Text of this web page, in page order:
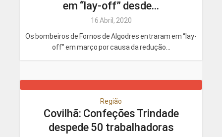
em “lay-off” desde...
16 Abril, 2020
Os bombeiros de Fornos de Algodres entraram em “lay-
off” em março por causa da redução...
Região
Covilhã: Confeções Trindade
despede 50 trabalhadoras